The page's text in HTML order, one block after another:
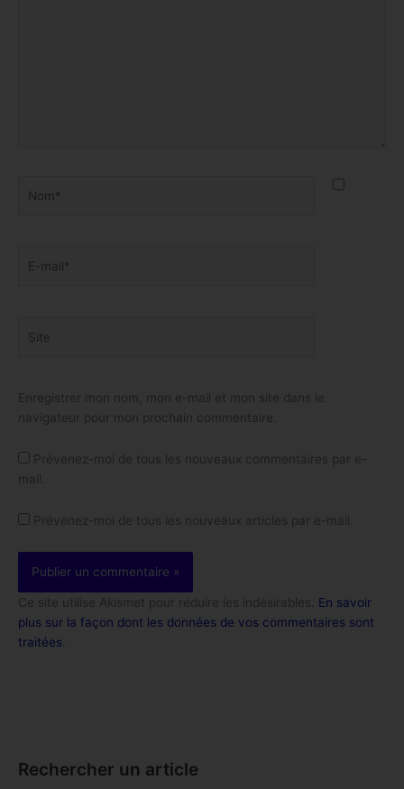
mail*
Enregistrer mon nom, mon e-mail et mon site dans le
navigateur pour mon prochain commentaire.
Prévenez-moi de tous les nouveaux commentaires par e-
mail.
Prévenez-moi de tous les nouveaux articles par e-mail.
Ce site utilise Akismet pour réduire les indésirables. En savoir
plus sur la façon dont les données de vos commentaires sont
traitées
Rechercher un article